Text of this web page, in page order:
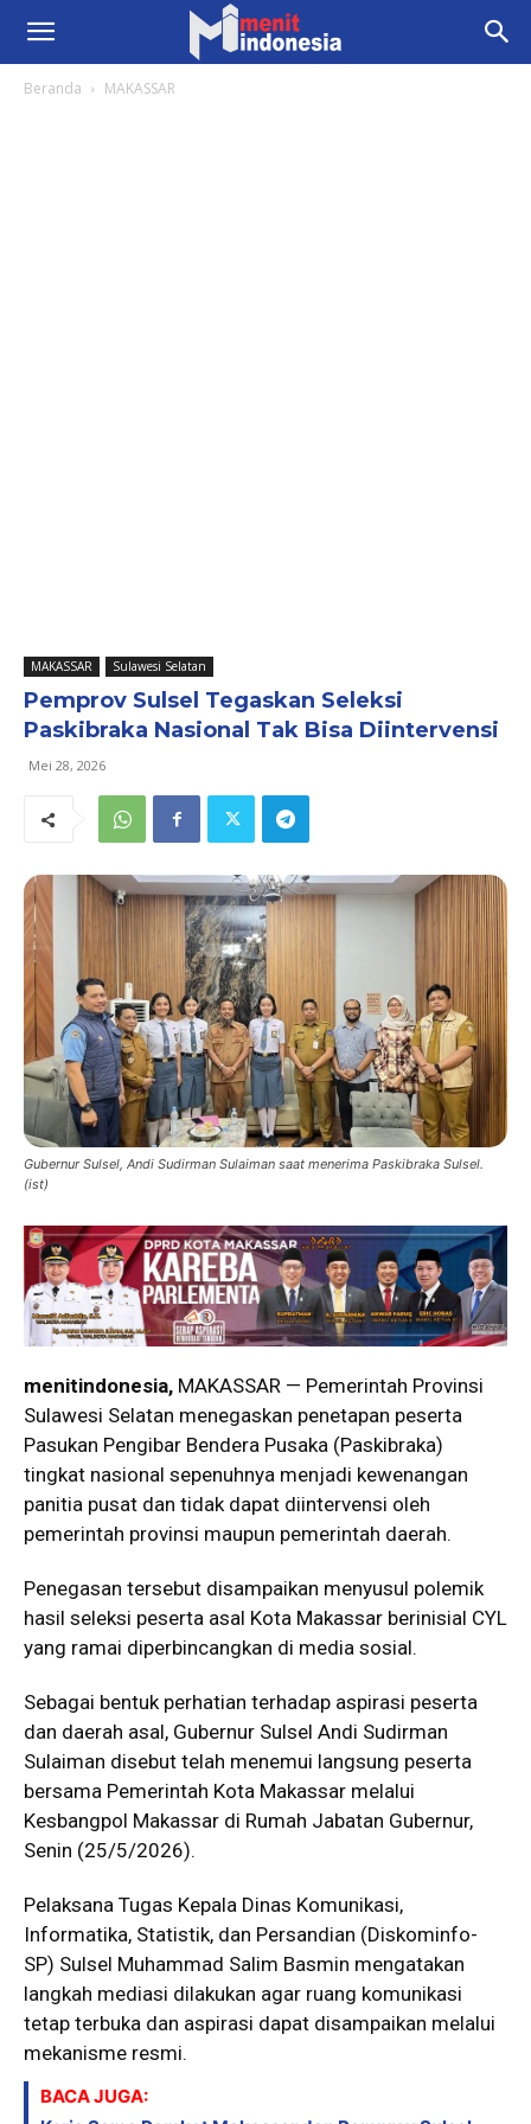
Beranda MAKASSAR
MAKASSAR Sulawesi Selatan
Pemprov Sulsel Tegaskan Seleksi
Paskibraka Nasional Tak Bisa Diintervensi
Mei 28, 2026
Gubernur Sulsel, Andi Sudirman Sulaiman saat menerima Paskibraka Sulsel.
(ist)
menitindonesia, MAKASSAR — Pemerintah Provinsi
Sulawesi Selatan menegaskan penetapan peserta
Pasukan Pengibar Bendera Pusaka (Paskibraka)
tingkat nasional sepenuhnya menjadi kewenangan
panitia pusat dan tidak dapat diintervensi oleh
pemerintah provinsi maupun pemerintah daerah.
Penegasan tersebut disampaikan menyusul polemik
hasil seleksi peserta asal Kota Makassar berinisial CYL
yang ramai diperbincangkan di media sosial.
Sebagai bentuk perhatian terhadap aspirasi peserta
dan daerah asal, Gubernur Sulsel Andi Sudirman
Sulaiman disebut telah menemui langsung peserta
bersama Pemerintah Kota Makassar melalui
Kesbangpol Makassar di Rumah Jabatan Gubernur,
Senin (25/5/2026).
Pelaksana Tugas Kepala Dinas Komunikasi,
Informatika, Statistik, dan Persandian (Diskominfo-
SP) Sulsel Muhammad Salim Basmin mengatakan
langkah mediasi dilakukan agar ruang komunikasi
tetap terbuka dan aspirasi dapat disampaikan melalui
mekanisme resmi.
BACA JUGA: